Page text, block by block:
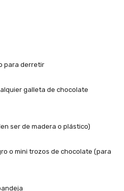
para derretir
galleta de chocolate
ser de madera o plástico)
o mini trozos de chocolate (para